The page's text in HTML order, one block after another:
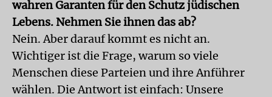
wahren Garanten für den Schutz jüdischen
Lebens. Nehmen Sie ihnen das ab?
Nein. Aber darauf kommt es nicht an.
Wichtiger ist die Frage, warum so viele
Menschen diese Parteien und ihre Anführer
wählen. Die Antwort ist einfach: Unsere